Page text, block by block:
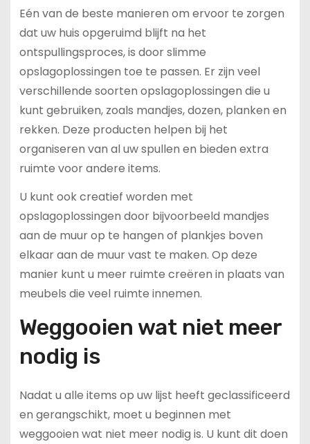
Eén van de beste manieren om ervoor te zorgen
dat uw huis opgeruimd blijft na het
ontspullingsproces, is door slimme
opslagoplossingen toe te passen. Er zijn veel
verschillende soorten opslagoplossingen die u
kunt gebruiken, zoals mandjes, dozen, planken en
rekken. Deze producten helpen bij het
organiseren van al uw spullen en bieden extra
ruimte voor andere items.
U kunt ook creatief worden met
opslagoplossingen door bijvoorbeeld mandjes
aan de muur op te hangen of plankjes boven
elkaar aan de muur vast te maken. Op deze
manier kunt u meer ruimte creëren in plaats van
meubels die veel ruimte innemen.
Weggooien wat niet meer
nodig is
Nadat u alle items op uw lijst heeft geclassificeerd
en gerangschikt, moet u beginnen met
weggooien wat niet meer nodig is. U kunt dit doen